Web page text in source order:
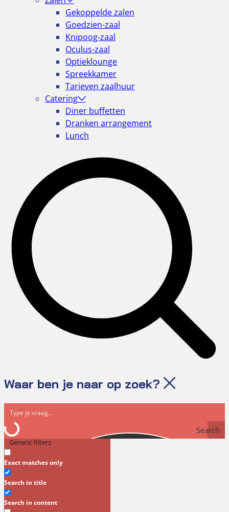
Gekoppelde zalen
Goedzien-zaal
Knipoog-zaal
Oculus-zaal
Optieklounge
Spreekkamer
Tarieven zaalhuur
Catering
Diner buffetten
Dranken arrangement
Lunch
Waar ben je naar op zoek?
Search
Generic filters
Exact matches only
Search in title
Search in content